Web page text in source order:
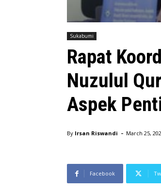
Sukabumi
Rapat
Nuzulul
Aspek
By Irsan Riswandi - March 25,
Facebook